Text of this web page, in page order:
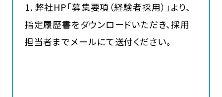
1. 弊社HP「募集要項（経験者採用）」より、
指定履歴書をダウンロードいただき、採用
担当者までメールにて送付ください。